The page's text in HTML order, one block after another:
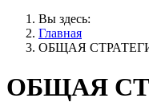
Вы здесь:
Главная
ОБЩАЯ
ОБЩАЯ